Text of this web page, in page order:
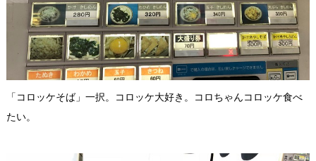
「コロッケそば」一択。コロッケ大好き。コロちゃんコロッケ食べ
たい。